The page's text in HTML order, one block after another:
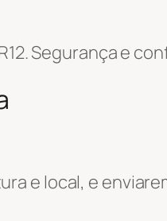
Segurança e
e local, e